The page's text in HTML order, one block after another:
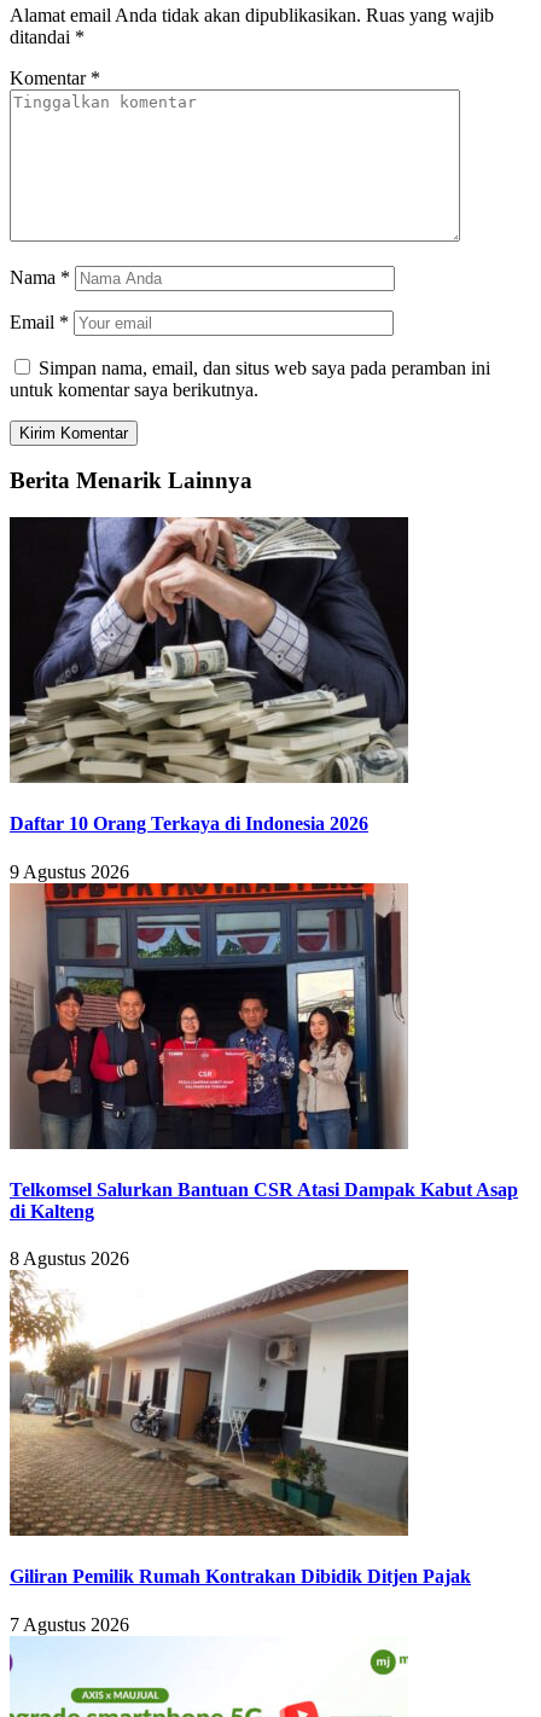
Alamat email Anda tidak akan dipublikasikan. Ruas yang wajib
ditandai *
Komentar *
Nama *
Email *
Simpan nama, email, dan situs web saya pada peramban ini
untuk komentar saya berikutnya.
Berita Menarik Lainnya
Daftar 10 Orang Terkaya di Indonesia 2026
9 Agustus 2026
Telkomsel Salurkan Bantuan CSR Atasi Dampak Kabut Asap
di Kalteng
8 Agustus 2026
Giliran Pemilik Rumah Kontrakan Dibidik Ditjen Pajak
7 Agustus 2026